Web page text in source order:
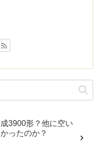
3900形？他に空い
ったのか？